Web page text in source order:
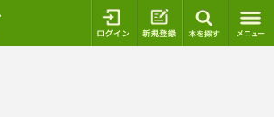
ログイン 新規登録